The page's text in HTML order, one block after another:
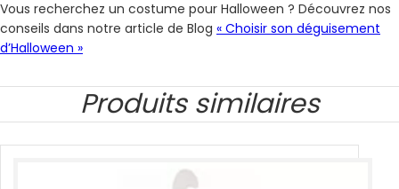
Vous recherchez un costume pour Halloween ? Découvrez nos
conseils dans notre article de Blog « Choisir son déguisement
d’Halloween »
Produits similaires